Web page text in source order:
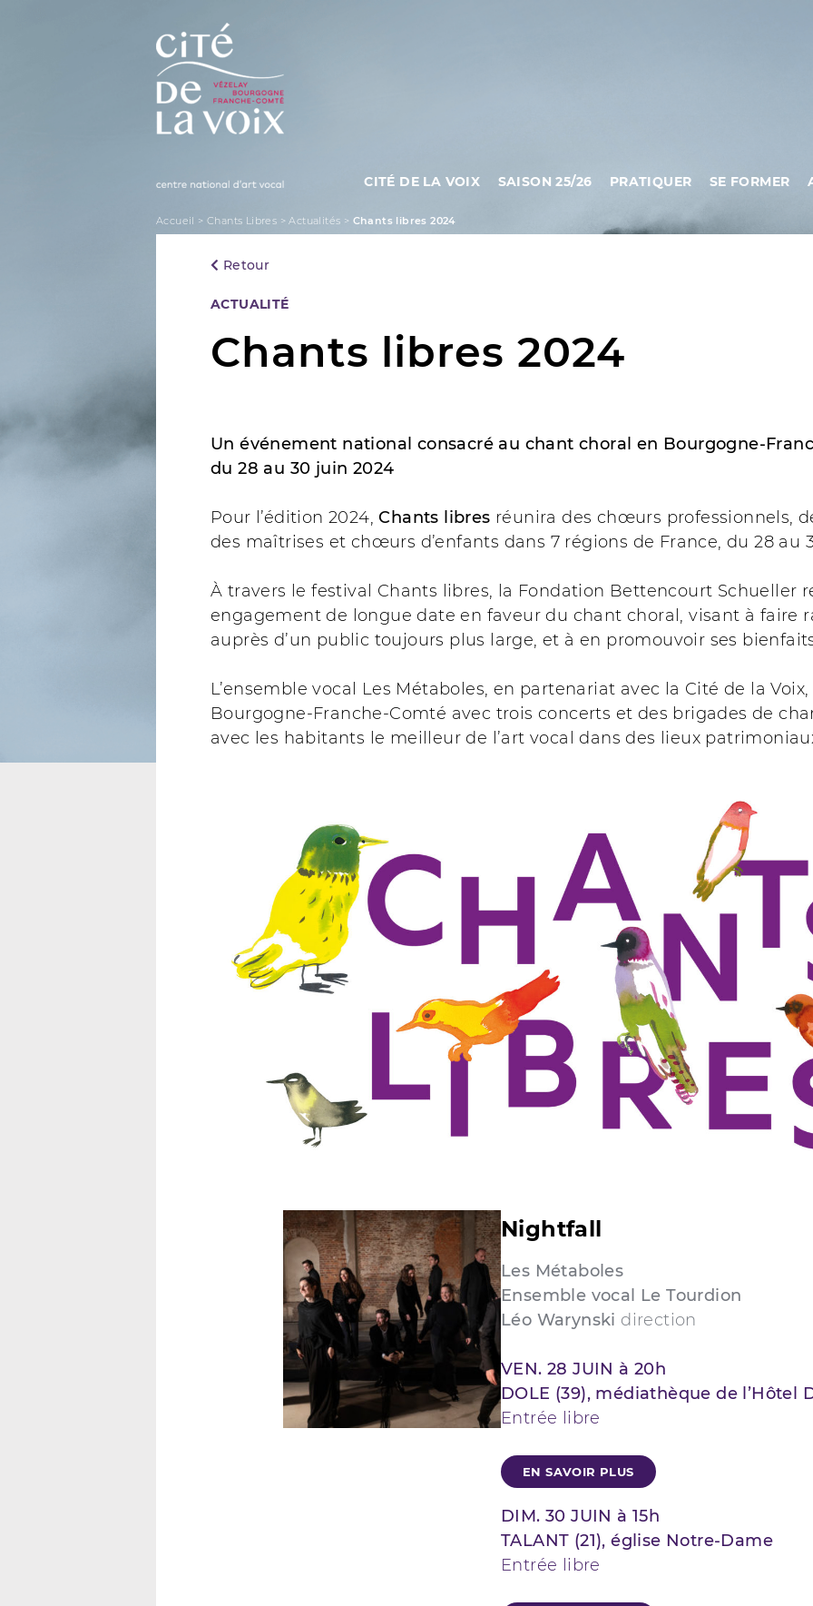
CITÉ DE LA VOIX SAISON 25/26 PRATIQUER SE FORMER
Accueil >Chants Libres >Actualités > Chants libres 2024
Retour
Categories
ACTUALITÉ
Chants libres 2024
Un événement national consacré au chant choral en Bourgogne-
du 28 au 30 juin 2024
Pour l’édition 2024,Chants libres réunira des chœurs professionnels,
des maîtrises et chœurs d’enfants dans 7 régions de France, du 28 au
À travers le festival Chants libres, la Fondation Bettencourt Schueller
engagement de longue date en faveur du chant choral, visant à faire
auprès d’un public toujours plus large, et à en promouvoir ses
L’ensemble vocal Les Métaboles, en partenariat avec la Cité de la
Bourgogne-Franche-Comté avec trois concerts et des brigades de
avec les habitants le meilleur de l’art vocal dans des lieux
Nightfall
Les Métaboles
Ensemble vocal Le Tourdion
Léo Warynski direction
VEN. 28 JUIN à 20h
DOLE (39), médiathèque de l’Hôtel
Entrée libre
EN SAVOIR PLUS
DIM. 30 JUIN à 15h
TALANT (21), église Notre-Dame
Entrée libre